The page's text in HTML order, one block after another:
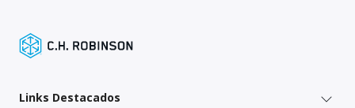
Links Destacados